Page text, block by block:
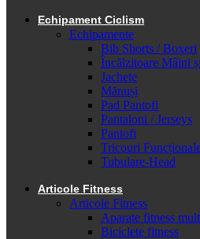
Echipament Ciclism
Echipamente
Bib Shorts / Boxeri
Încălzitoare Mâini
Jachete
Mănuși
Pad Pantofi
Pantaloni / Jerseys
Pantofi
Tricouri
Tubulare-Head
Articole Fitness
Articole Fitness
Aparate fitness
Biciclete fitness